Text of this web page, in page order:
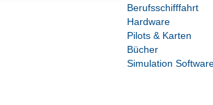
Berufsschifffahrt
Hardware
Pilots & Karten
Bücher
Simulation